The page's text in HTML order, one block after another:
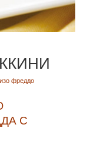
фреддо
С